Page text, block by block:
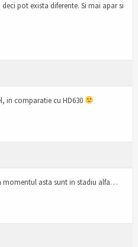
pot exista diferente. Si mai apar si
in comparatie cu HD630
momentul asta sunt in stadiu alfa…